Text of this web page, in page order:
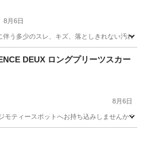
8月6日
伴う多少のスレ、キズ、落としきれない汚
DEUX ロングプリーツスカー
8月6日
ィースポットへお持ち込みしませんか？